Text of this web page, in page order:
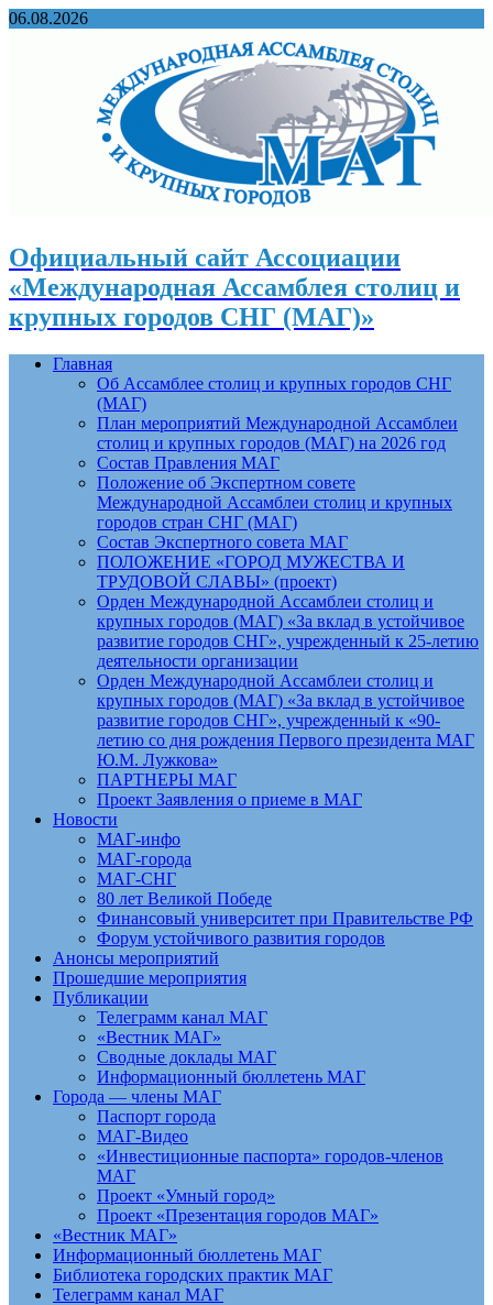
06.08.2026
Официальный сайт Ассоциации
«Международная Ассамблея столиц и
крупных городов СНГ (МАГ)»
Главная
Об Ассамблее столиц и крупных городов СНГ
(МАГ)
План мероприятий Международной Ассамблеи
столиц и крупных городов (МАГ) на 2026 год
Состав Правления МАГ
Положение об Экспертном совете
Международной Ассамблеи столиц и крупных
городов стран СНГ (МАГ)
Состав Экспертного совета МАГ
ПОЛОЖЕНИЕ «ГОРОД МУЖЕСТВА И
ТРУДОВОЙ СЛАВЫ» (проект)
Орден Международной Ассамблеи столиц и
крупных городов (МАГ) «За вклад в устойчивое
развитие городов СНГ», учрежденный к 25-летию
деятельности организации
Орден Международной Ассамблеи столиц и
крупных городов (МАГ) «За вклад в устойчивое
развитие городов СНГ», учрежденный к «90-
летию со дня рождения Первого президента МАГ
Ю.М. Лужкова»
ПАРТНЕРЫ МАГ
Проект Заявления о приеме в МАГ
Новости
МАГ-инфо
МАГ-города
МАГ-СНГ
80 лет Великой Победе
Финансовый университет при Правительстве РФ
Форум устойчивого развития городов
Анонсы мероприятий
Прошедшие мероприятия
Публикации
Телеграмм канал МАГ
«Вестник МАГ»
Сводные доклады МАГ
Информационный бюллетень МАГ
Города — члены МАГ
Паспорт города
МАГ-Видео
«Инвестиционные паспорта» городов-членов
МАГ
Проект «Умный город»
Проект «Презентация городов МАГ»
«Вестник МАГ»
Информационный бюллетень МАГ
Библиотека городских практик МАГ
Телеграмм канал МАГ